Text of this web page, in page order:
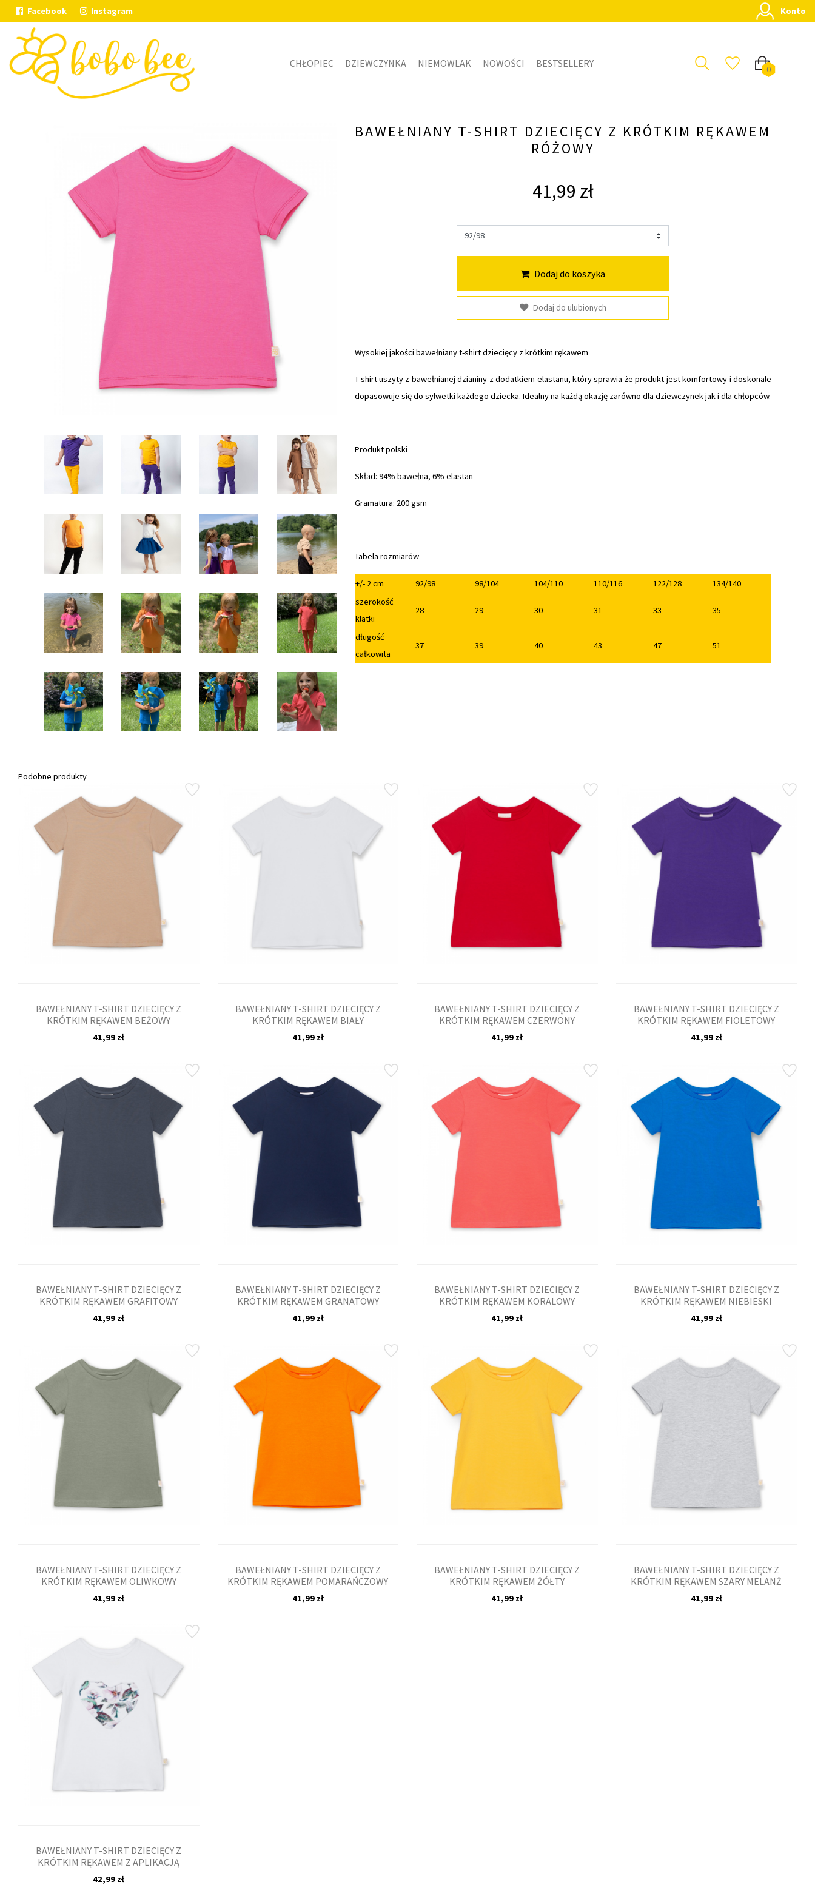
Facebook Instagram Konto
CHŁOPIEC DZIEWCZYNKA NIEMOWLAK NOWOŚCI BESTSELLERY
0
BAWEŁNIANY T-SHIRT DZIECIĘCY Z KRÓTKIM RĘKAWEM
RÓŻOWY
41,99 zł
Dodaj do koszyka
Dodaj do ulubionych
Wysokiej jakości bawełniany t-shirt dziecięcy z krótkim rękawem
T-shirt uszyty z bawełnianej dzianiny z dodatkiem elastanu, który sprawia że produkt jest komfortowy i doskonale
dopasowuje się do sylwetki każdego dziecka. Idealny na każdą okazję zarówno dla dziewczynek jak i dla chłopców.
Produkt polski
Skład: 94% bawełna, 6% elastan
Gramatura: 200 gsm
Tabela rozmiarów
+/- 2 cm 92/98 98/104 104/110 110/116 122/128
134/140
szerokość
klatki
28 29 30 31 33 35
długość
całkowita
37 39 40 43 47 51
Podobne produkty
BAWEŁNIANY T-SHIRT DZIECIĘCY Z
KRÓTKIM RĘKAWEM BEŻOWY
41,99 zł
BAWEŁNIANY T-SHIRT DZIECIĘCY Z
KRÓTKIM RĘKAWEM BIAŁY
41,99 zł
BAWEŁNIANY T-SHIRT DZIECIĘCY Z
KRÓTKIM RĘKAWEM CZERWONY
41,99 zł
BAWEŁNIANY T-SHIRT DZIECIĘCY Z
KRÓTKIM RĘKAWEM FIOLETOWY
41,99 zł
BAWEŁNIANY T-SHIRT DZIECIĘCY Z
KRÓTKIM RĘKAWEM GRAFITOWY
41,99 zł
BAWEŁNIANY T-SHIRT DZIECIĘCY Z
KRÓTKIM RĘKAWEM GRANATOWY
41,99 zł
BAWEŁNIANY T-SHIRT DZIECIĘCY Z
KRÓTKIM RĘKAWEM KORALOWY
41,99 zł
BAWEŁNIANY T-SHIRT DZIECIĘCY Z
KRÓTKIM RĘKAWEM NIEBIESKI
41,99 zł
BAWEŁNIANY T-SHIRT DZIECIĘCY Z
KRÓTKIM RĘKAWEM OLIWKOWY
41,99 zł
BAWEŁNIANY T-SHIRT DZIECIĘCY Z
KRÓTKIM RĘKAWEM POMARAŃCZOWY
41,99 zł
BAWEŁNIANY T-SHIRT DZIECIĘCY Z
KRÓTKIM RĘKAWEM ŻÓŁTY
41,99 zł
BAWEŁNIANY T-SHIRT DZIECIĘCY Z
KRÓTKIM RĘKAWEM SZARY MELANŻ
41,99 zł
BAWEŁNIANY T-SHIRT DZIECIĘCY Z
KRÓTKIM RĘKAWEM Z APLIKACJĄ
42,99 zł